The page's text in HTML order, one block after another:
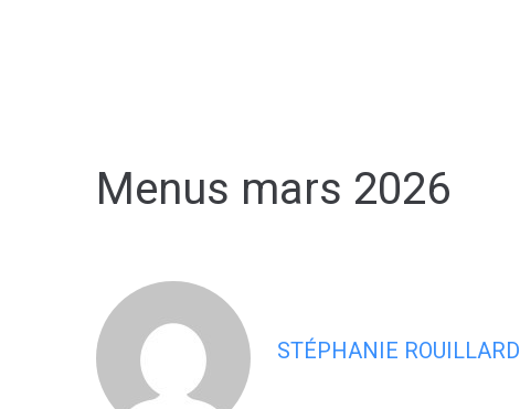
Menus mars 2026
STÉPHANIE ROUILLARD